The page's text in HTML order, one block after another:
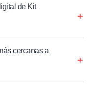
de Kit
cercanas a